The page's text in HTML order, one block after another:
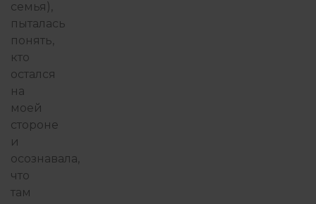
семья),
пыталась
понять,
кто
остался
на
моей
стороне
и
осознавала,
что
там